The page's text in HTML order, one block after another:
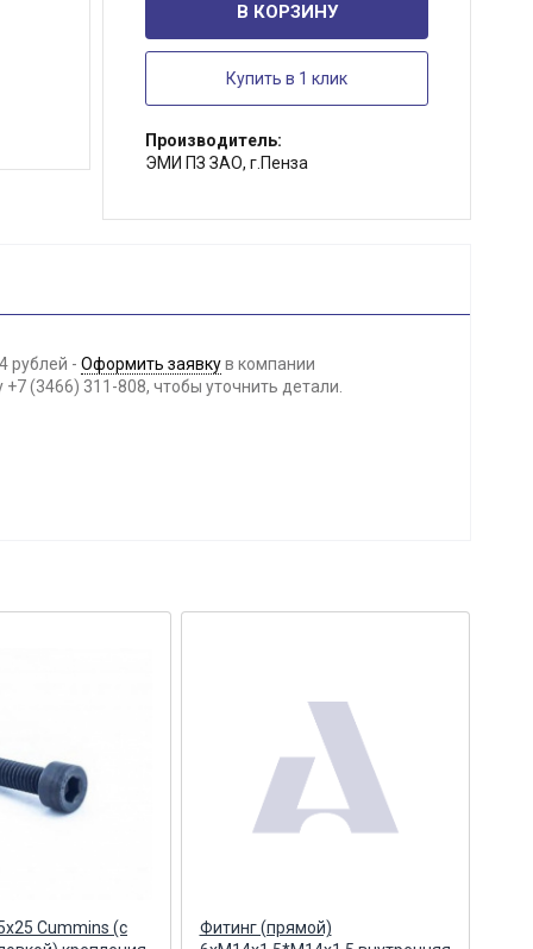
В КОРЗИНУ
Купить в 1 клик
Производитель:
ЭМИ ПЗ ЗАО, г.Пенза
рублей - Оформить заявкув компании
(3466) 311-808, чтобы уточнить детали.
Cummins (с
Фитинг (прямой)